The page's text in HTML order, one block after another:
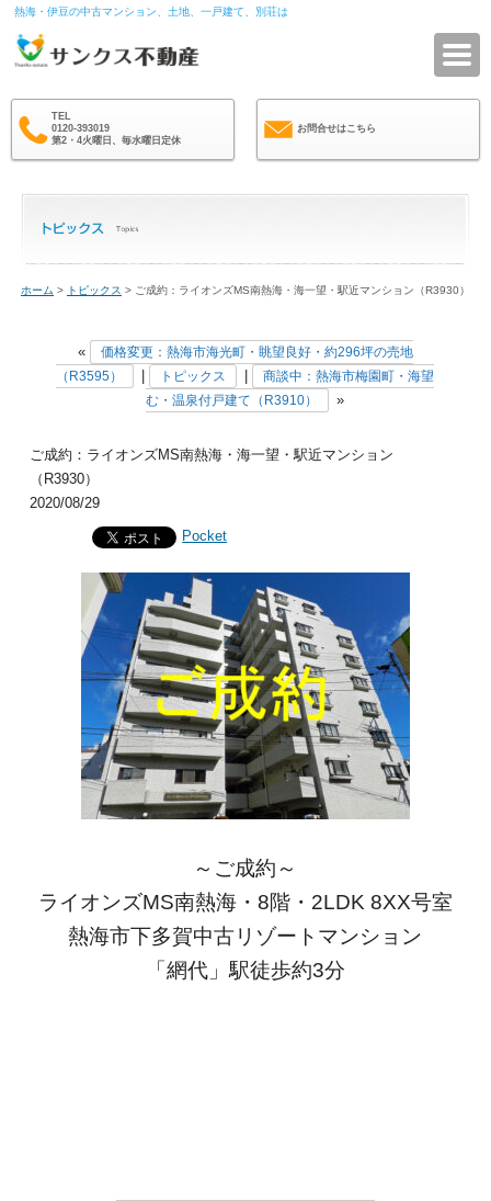
熱海・伊豆の中古マンション、土地、一戸建て、別荘は
TEL
0120-393019
第2・4火曜日、毎水曜日定休
お問合せはこちら
ホーム > トピックス > ご成約：ライオンズMS南熱海・海一望・駅近マンション（R3930）
«
価格変更：熱海市海光町・眺望良好・約296坪の売地
（R3595）
トピックス
商談中：熱海市梅園町・海望
む・温泉付戸建て（R3910）
»
ご成約：ライオンズMS南熱海・海一望・駅近マンション
（R3930）
2020/08/29
Pocket
～ご成約～
ライオンズMS南熱海・8階・2LDK 8XX号室
熱海市下多賀中古リゾートマンション
「網代」駅徒歩約3分